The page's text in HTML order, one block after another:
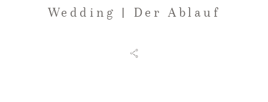
Wedding | Der Ablauf